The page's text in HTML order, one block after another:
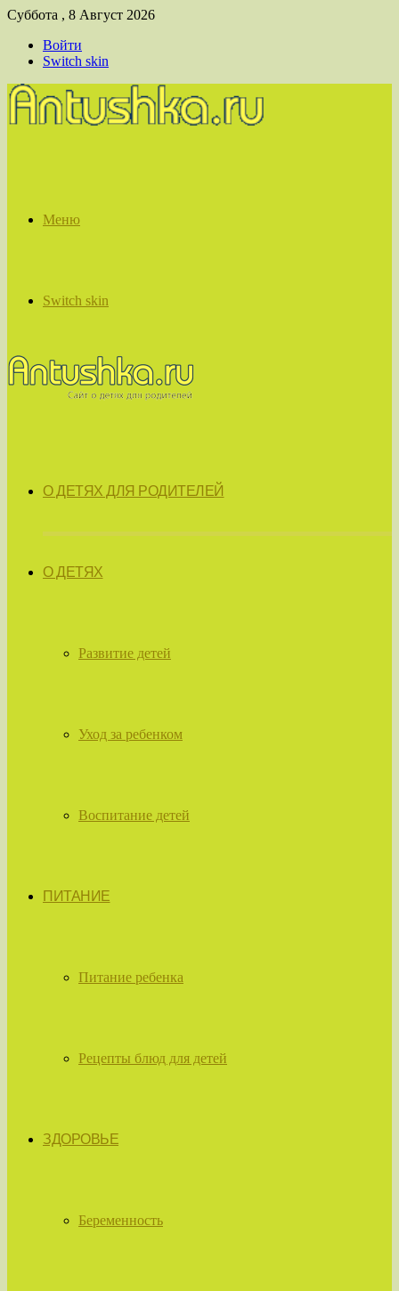
Суббота , 8 Август 2026
Войти
Switch skin
Меню
Switch skin
О ДЕТЯХ ДЛЯ РОДИТЕЛЕЙ
О ДЕТЯХ
Развитие детей
Уход за ребенком
Воспитание детей
ПИТАНИЕ
Питание ребенка
Рецепты блюд для детей
ЗДОРОВЬЕ
Беременность